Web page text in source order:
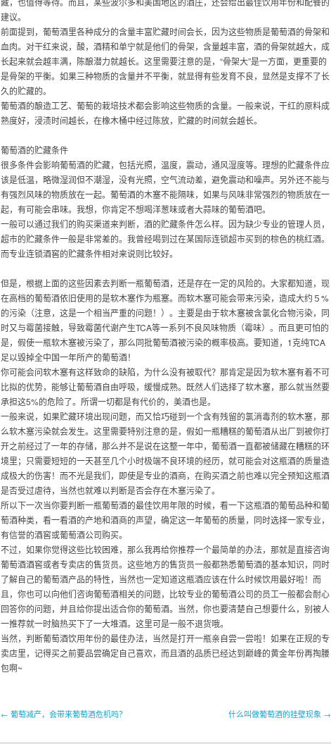
建议。
前面提到，葡萄酒里各种成分的含量丰富贮藏时间会长，因为这些物质是葡萄酒的骨架和
血肉。对干红来说，酸，酒精和单宁就是他们的骨架，含量越丰富，酒的骨架就越大，成
长起来就会越丰满，陈酿潜力就越长。这里需要注意的是，“骨架大”是一方面，更重要的
是骨架的平衡。如果三种物质的含量并不平衡，就显得有些发育不良，显然是支撑不了长
久的贮藏的。
葡萄酒的酿造工艺、葡萄的栽培技术都会影响这些物质的含量。一般来说，干红的原料成
熟度好，浸渍时间越长，在橡木桶中经过陈放，贮藏的时间就会越长。
葡萄酒的贮藏条件
很多条件会影响葡萄酒的贮藏，包括光照，温度，震动，通风湿度等。理想的贮藏条件应
该是低温，略微湿润但不潮湿，没有光照，空气流动差，避免震动和噪声。另外还不能与
有强烈风味的物质放在一起。葡萄酒的木塞不能隔味，如果与风味非常强烈的物质放在一
起，有可能会串味。我想，你肯定不想喝洋葱味或者大蒜味的葡萄酒吧。
一般可以通过我们的购买渠道来判断，酒的贮藏条件怎么样。因为缺少专业的管理人员，
超市的贮藏条件一般是非常差的。我曾经喝到过在某国际连锁超市买到的棕色的桃红酒。
而专业连锁酒窖的贮藏条件相对来说则比较好。
但是，根据上面的这些因素去判断一瓶葡萄酒，还是存在一定的风险的。大家都知道，现
在高档的葡萄酒依旧使用的是软木塞作为瓶塞。而软木塞可能会带来污染，造成大约５%
的污染（注意，这是一个相当严重的问题！）。主要是由于软木塞被含氯化合物污染，同
时又与霉菌接触，导致霉菌代谢产生TCA等一系列不良风味物质（霉味）。而且更可怕的
是，假使一瓶软木塞被污染了，那么同批葡萄酒被污染的概率极高。要知道，1克纯TCA
足以毁掉全中国一年所产的葡萄酒！
你可能会问软木塞有这样致命的缺陷，为什么没有被取代？那肯定是因为软木塞有着不可
比拟的优势，能够让葡萄酒自由呼吸，缓慢成熟。既然人们选择了软木塞，那么就当然要
承担这5%的危险了。所谓一切都是有代价的，美酒也是。
一般来说，如果贮藏环境出现问题，而又恰巧碰到一个含有残留的氯消毒剂的软木塞，那
么软木塞污染就会发生。这里需要特别注意的是，假如一瓶糟糕的葡萄酒从出厂到被你打
开之前经过了一年的存储，那么并不是说在这整一年中，葡萄酒一直都被储藏在糟糕的环
境里；只需要短短的一天甚至几个小时极端不良环境的经历，就可能会对这瓶酒的质量造
成极大的伤害！而不光是我们，即使是专业的酒商，在购买酒之前也难以完全预知这瓶酒
是否受过虐待，当然也就难以判断是否会存在木塞污染了。
所以下一次当你要判断一瓶葡萄酒的最佳饮用年限的时候，看一下这瓶酒的葡萄品种和葡
萄酒种类，看一看酒的产地和酒商的声望，确定这一年葡萄的质量，同时选择一家专业，
有信誉的酒窖或葡萄酒公司购买。
不过，如果你觉得这些比较困难，那么我再给你推荐一个最简单的办法，那就是直接咨询
葡萄酒酒窖或者专卖店的售货员。这些地方的售货员一般都熟悉葡萄酒的基本知识，同时
了解自己的葡萄酒产品的特性，当然也一定知道这瓶酒应该在什么时候饮用最好啦！而
且，你也可以向他们咨询葡萄酒相关的问题，比较专业的葡萄酒公司的员工一般都会耐心
回答你的问题，并且给你提出适合你的葡萄酒。当然，你也要清楚自己想要什么，别被人
一推荐就一时脑热买下了一大堆酒。这里可是一般不退货哦。
当然，判断葡萄酒饮用年份的最佳办法，当然是打开一瓶亲自尝一尝啦！如果在正规的专
卖店里，记得买之前要品尝确定自己喜欢，而且酒的品质已经达到巅峰的黄金年份再掏腰
包啊~
← 葡萄减产，会带来葡萄酒危机吗？ 什么叫做葡萄酒的挂壁现象 →